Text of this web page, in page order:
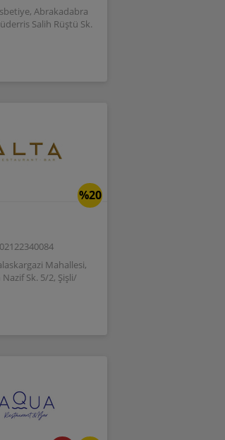
Abrakadabra
Salih Rüştü Sk.
%20
02122340084
Mahallesi,
Sk. 5/2, Şişli/